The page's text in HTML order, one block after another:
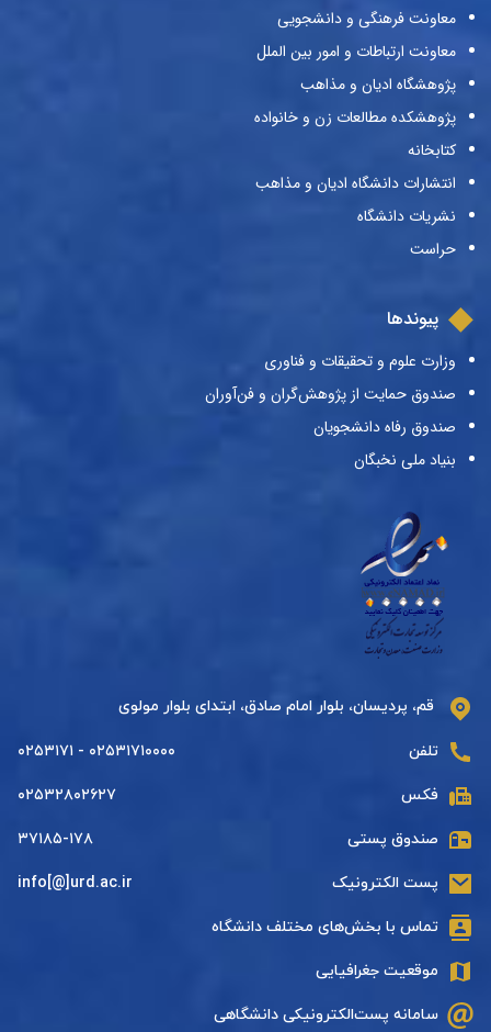
معاونت فرهنگی و دانشجویی
معاونت ارتباطات و امور بین الملل
پژوهشگاه ادیان و مذاهب
پژوهشکده مطالعات زن و خانواده
کتابخانه
انتشارات دانشگاه ادیان و مذاهب
نشریات دانشگاه
حراست
پیوندها
وزارت علوم و تحقیقات و فناوری
صندوق حمایت از پژوهش‌گران و فن‌آوران
صندوق رفاه دانشجویان
بنیاد ملی نخبگان
قم، پردیسان، بلوار امام صادق، ابتدای بلوار مولوی
تلفن ۰۲۵۳۱۷۱۰۰۰۰ - ۰۲۵۳۱۷۱
فکس ۰۲۵۳۲۸۰۲۶۲۷
صندوق پستی ۳۷۱۸۵-۱۷۸
پست الکترونیک info[@]urd.ac.ir
تماس با بخش‌های مختلف دانشگاه
موقعیت جغرافیایی
سامانه پست‌الکترونیکی دانشگاهی